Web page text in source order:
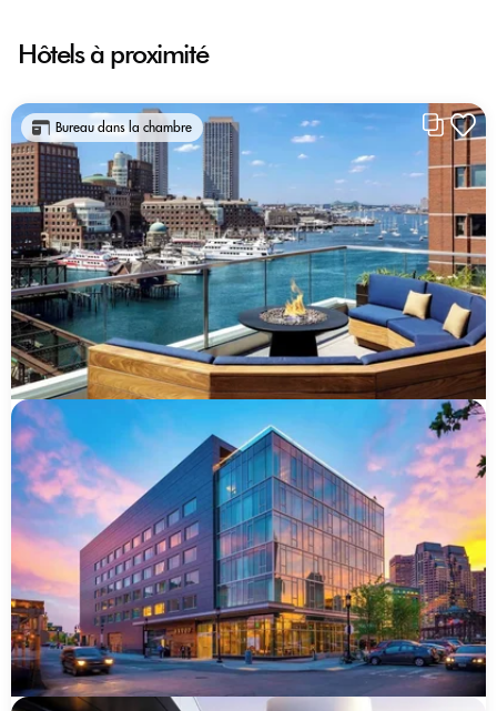
Hôtels à proximité
Bureau dans la chambre